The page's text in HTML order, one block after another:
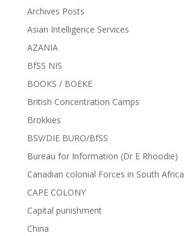
Archives Posts
Asian Intelligence Services
AZANIA
BfSS NIS
BOOKS / BOEKE
British Concentration Camps
Brokkies
BSV/DIE BURO/BfSS
Bureau for Information (Dr E Rhoodie)
Canadian colonial Forces in South Africa
CAPE COLONY
Capital punishment
China